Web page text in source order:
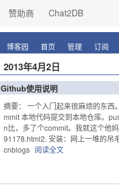
赞助商 Chat2DB
博客园 首页 管理 订阅
2013年4月2日
Github使用说明
摘要： 一个入门起来很麻烦的东
mmit 本地代码提交到本地仓库。
n比，多了个commit。我就这个他
91178.html2. 安装：网上一堆的吊
cnblogs 阅读全文